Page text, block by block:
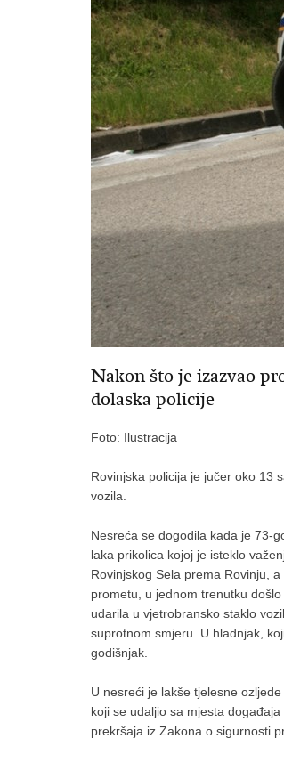
Nakon što je izazvao
dolaska policije
Foto: Ilustracija
Rovinjska policija je jučer oko 13
vozila.
Nesreća se dogodila kada je 73-
laka prikolica kojoj je isteklo
Rovinjskog Sela prema Rovinju,
prometu, u jednom trenutku
udarila u vjetrobransko staklo
suprotnom smjeru. U hladnjak,
godišnjak.
U nesreći je lakše tjelesne
koji se udaljio sa mjesta
prekršaja iz Zakona o sigurnosti